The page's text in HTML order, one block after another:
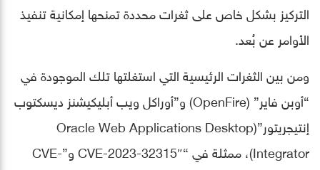
التركيز بشكل خاص على ثغرات محددة تمنحها إمكانية تنفيذ
الأوامر عن بُعد.
ومن بين الثغرات الرئيسية التي استغلتها تلك الموجودة في
“أوبن فاير” (OpenFire) و”أوراكل ويب أبليكيشنز ديسكتوب
إنتيجريتور”(Oracle Web Applications Desktop
Integrator)، ممثلة في “CVE-2023-32315″ و”CVE-